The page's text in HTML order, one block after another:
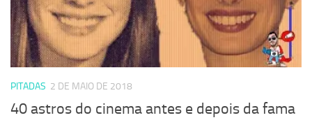
PITADAS 2 DE MAIO DE 2018
40 astros do cinema antes e depois da fama